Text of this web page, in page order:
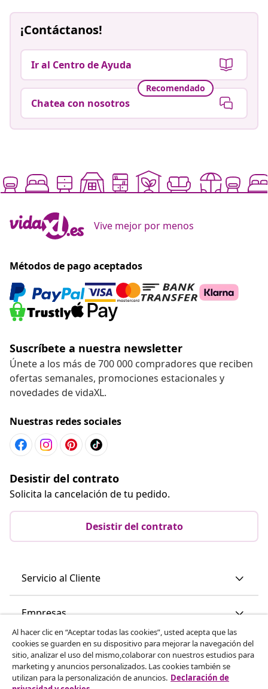
¡Contáctanos!
Ir al Centro de Ayuda
Recomendado
Chatea con nosotros
Vive mejor por menos
Métodos de pago aceptados
Suscríbete a nuestra newsletter
Únete a los más de 700 000 compradores que reciben
ofertas semanales, promociones estacionales y
novedades de vidaXL.
Nuestras redes sociales
Desistir del contrato
Solicita la cancelación de tu pedido.
Desistir del contrato
Servicio al Cliente
Empresas
vidaXL
Descubre mas
Al hacer clic en “Aceptar todas las cookies”, usted acepta que las
cookies se guarden en su dispositivo para mejorar la navegación del
sitio, analizar el uso del mismo,colaborar con nuestros estudios para
marketing y anuncios personalizados. Las cookies también se
utilizan para la personalización de anuncios. Declaración de